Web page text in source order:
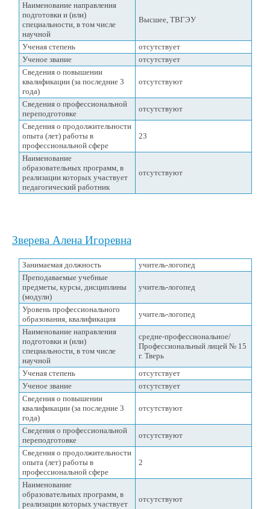
Наименование направления
подготовки и (или)
специальности, в том числе
научной
Высшее, ТВГЭУ
Ученая степень
отсутствует
Ученое звание
отсутствует
Сведения о повышении
квалификации (за последние 3
года)
отсутствуют
Сведения о профессиональной
переподготовке
отсутствуют
Сведения о продолжительности
опыта (лет) работы в
профессиональной сфере
23
Наименование
образовательных программ, в
реализации которых участвует
педагогический работник
отсутствуют
Зверева Алена Игоревна
Занимаемая должность
учитель-логопед
Преподаваемые учебные
предметы, курсы, дисциплины
(модули)
учитель-логопед
Уровень профессионального
образования, квалификация
учитель-логопед
Наименование направления
подготовки и (или)
специальности, в том числе
научной
средне-профессиональное/
Профессиональный лицей № 15
г. Тверь
Ученая степень
отсутствует
Ученое звание
отсутствует
Сведения о повышении
квалификации (за последние 3
года)
отсутствуют
Сведения о профессиональной
переподготовке
отсутствуют
Сведения о продолжительности
опыта (лет) работы в
профессиональной сфере
2
Наименование
образовательных программ, в
реализации которых участвует
отсутствуют